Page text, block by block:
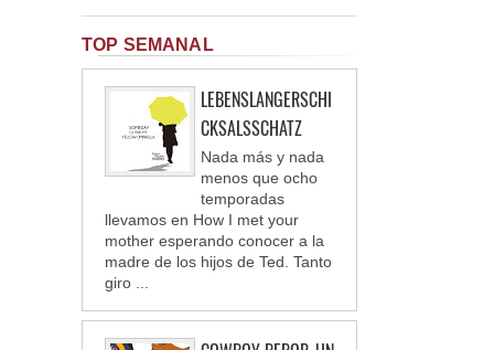
TOP SEMANAL
LEBENSLANGERSCHI
CKSALSSCHATZ
Nada más y nada
menos que ocho
temporadas
llevamos en How I met your
mother esperando conocer a la
madre de los hijos de Ted. Tanto
giro ...